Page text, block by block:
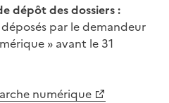
dépôt des dossiers :
par le demandeur
» avant le 31
numérique